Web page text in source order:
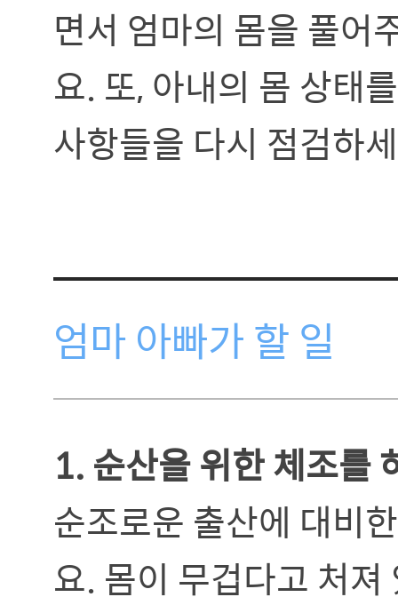
면서 엄마의 몸을 풀어
요. 또, 아내의 몸 상태
사항들을 다시 점검하
엄마 아빠가 할 일
1. 순산을 위한 체조를
순조로운 출산에 대비
요. 몸이 무겁다고 처